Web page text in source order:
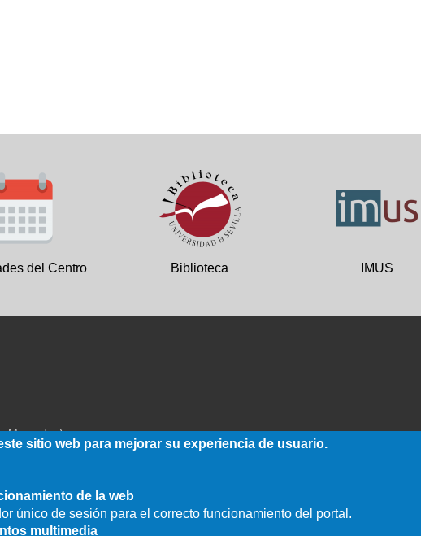
del Centro Biblioteca IMUS
Mercedes)
sitio web para mejorar su experiencia de usuario.
de la web
único de sesión para el correcto funcionamiento del portal.
multimedia